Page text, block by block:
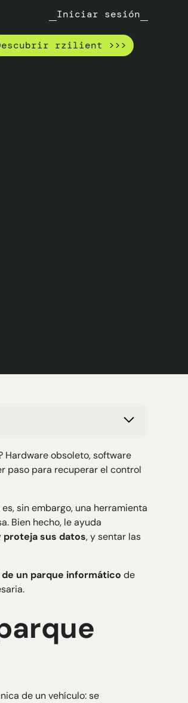
Iniciar sesión
rzilient >>>
Hardware obsoleto, software
paso para recuperar el control
es, sin embargo, una herramienta
Bien hecho, le ayuda
sus datos, y sentar las
un parque informático de
de un vehículo: se